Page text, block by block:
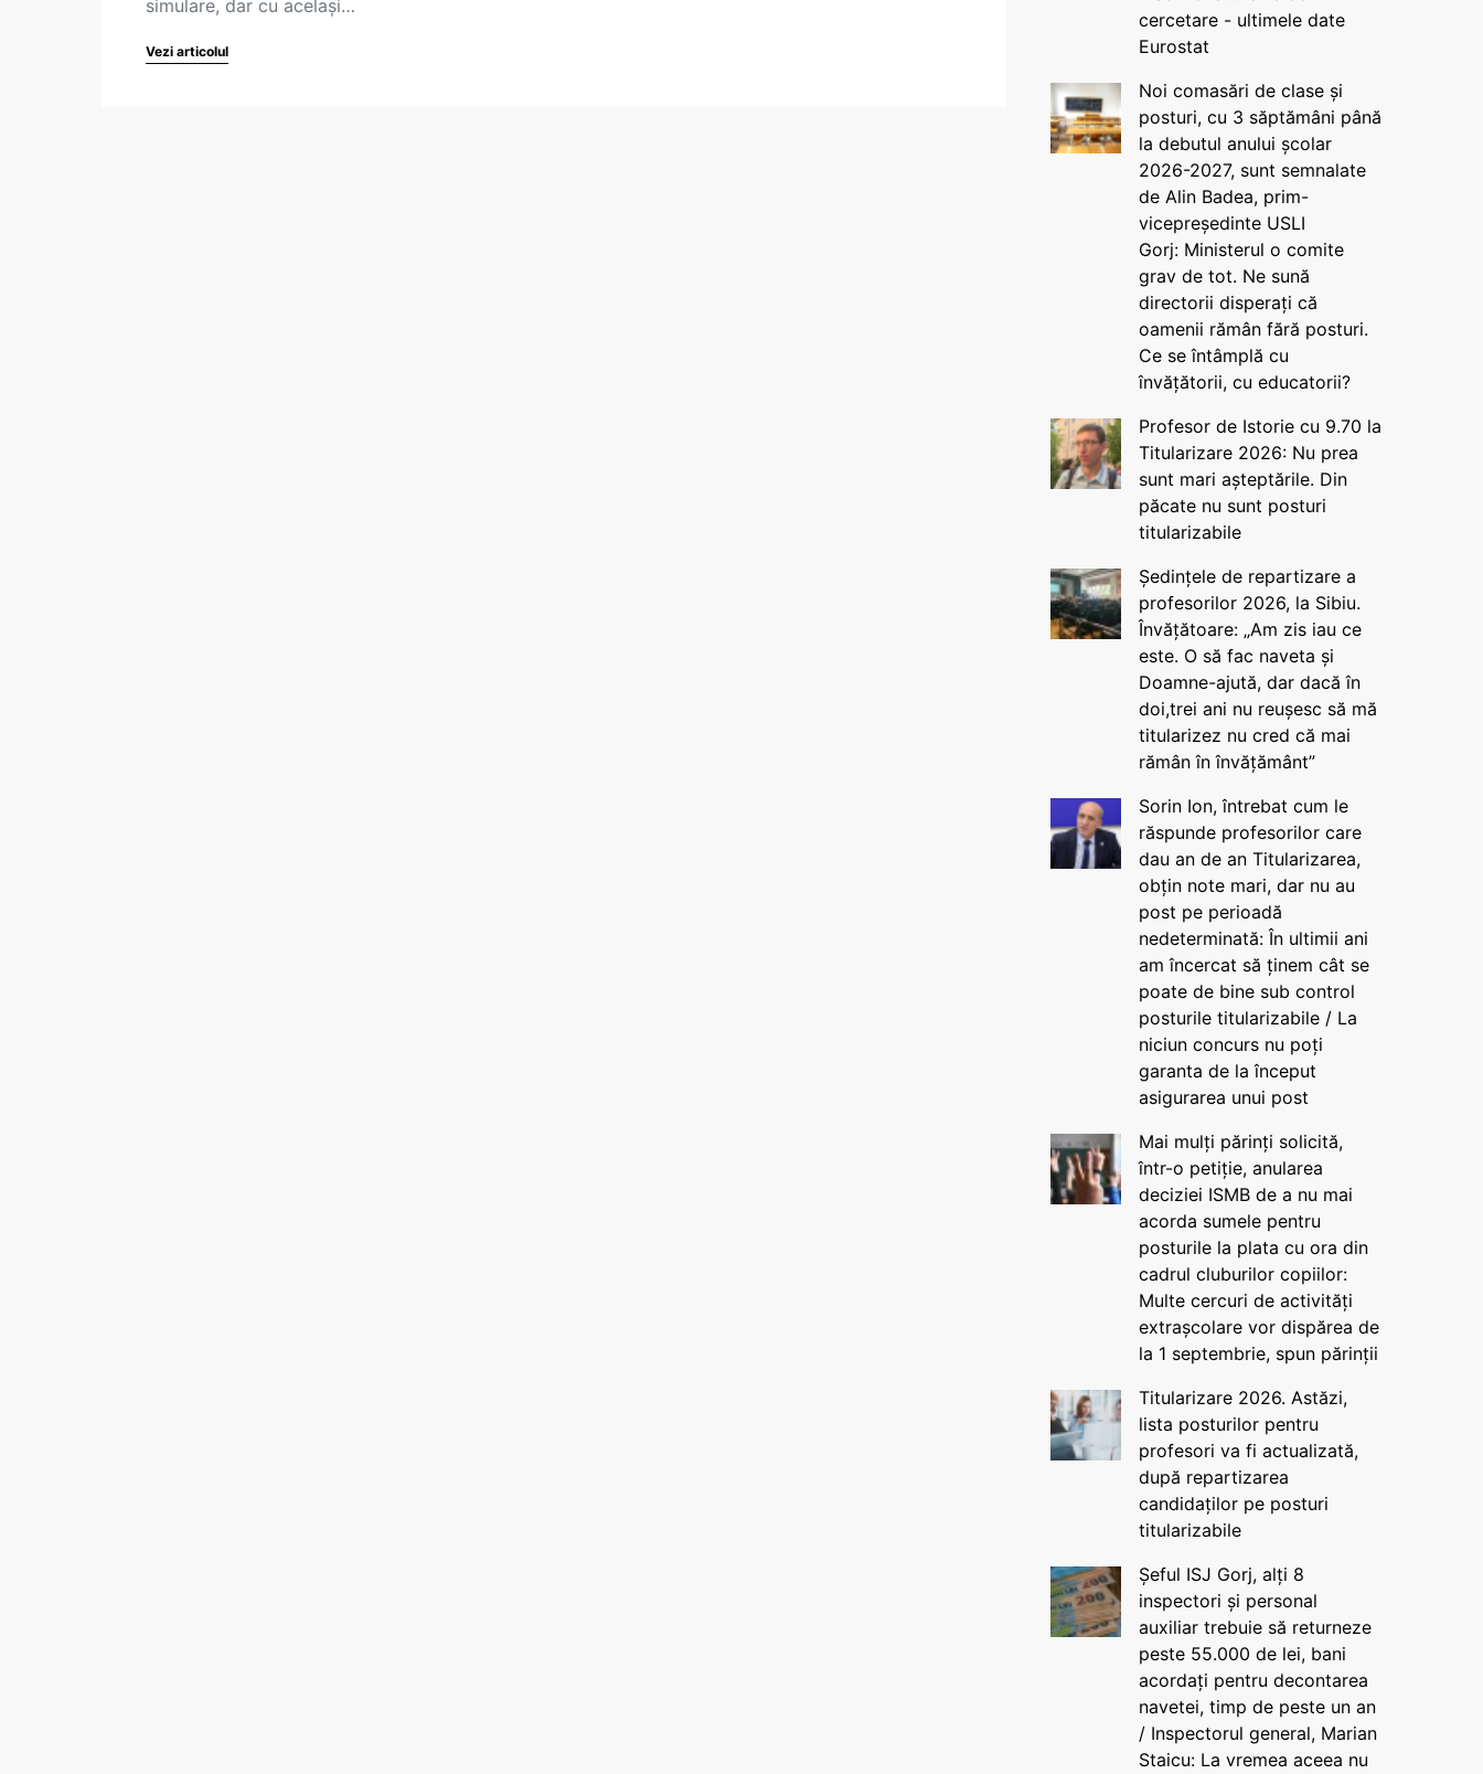
simulare, dar cu același…
Vezi articolul
cercetare - ultimele date
Eurostat
Noi comasări de clase și
posturi, cu 3 săptămâni până
la debutul anului școlar
2026-2027, sunt semnalate
de Alin Badea, prim-
vicepreședinte USLI
Gorj: Ministerul o comite
grav de tot. Ne sună
directorii disperați că
oamenii rămân fără posturi.
Ce se întâmplă cu
învățătorii, cu educatorii?
Profesor de Istorie cu 9.70 la
Titularizare 2026: Nu prea
sunt mari așteptările. Din
păcate nu sunt posturi
titularizabile
Ședințele de repartizare a
profesorilor 2026, la Sibiu.
Învățătoare: „Am zis iau ce
este. O să fac naveta și
Doamne-ajută, dar dacă în
doi,trei ani nu reușesc să mă
titularizez nu cred că mai
rămân în învățământ”
Sorin Ion, întrebat cum le
răspunde profesorilor care
dau an de an Titularizarea,
obțin note mari, dar nu au
post pe perioadă
nedeterminată: În ultimii ani
am încercat să ținem cât se
poate de bine sub control
posturile titularizabile / La
niciun concurs nu poți
garanta de la început
asigurarea unui post
Mai mulți părinți solicită,
într-o petiție, anularea
deciziei ISMB de a nu mai
acorda sumele pentru
posturile la plata cu ora din
cadrul cluburilor copiilor:
Multe cercuri de activități
extrașcolare vor dispărea de
la 1 septembrie, spun părinții
Titularizare 2026. Astăzi,
lista posturilor pentru
profesori va fi actualizată,
după repartizarea
candidaților pe posturi
titularizabile
Șeful ISJ Gorj, alți 8
inspectori și personal
auxiliar trebuie să returneze
peste 55.000 de lei, bani
acordați pentru decontarea
navetei, timp de peste un an
/ Inspectorul general, Marian
Staicu: La vremea aceea nu